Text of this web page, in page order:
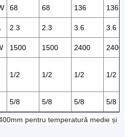
68 68 136 136
2.3 2.3 3.6 3.6
1500 1500 2400 2400
1/2 1/2 1/2 1/2
5/8 5/8 5/8 5/8
pentru temperatură medie și